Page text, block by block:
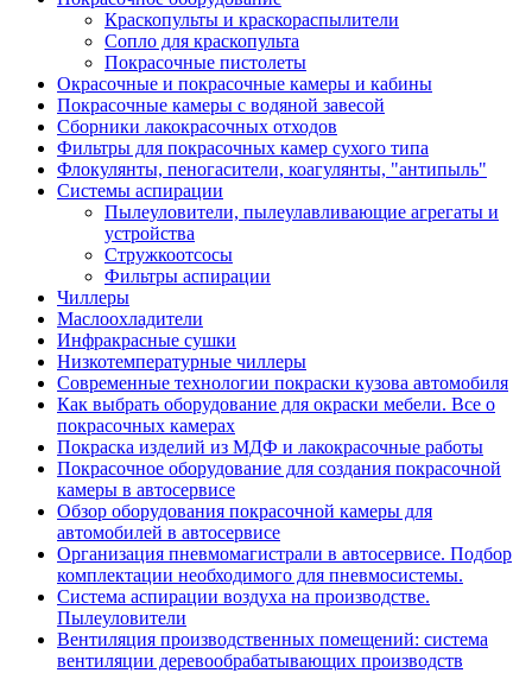
Краскопульты и краскораспылители
Сопло для краскопульта
Покрасочные пистолеты
Окрасочные и покрасочные камеры и кабины
Покрасочные камеры с водяной завесой
Сборники лакокрасочных отходов
Фильтры для покрасочных камер сухого типа
Флокулянты, пеногасители, коагулянты, "антипыль"
Системы аспирации
Пылеуловители, пылеулавливающие агрегаты и
устройства
Стружкоотсосы
Фильтры аспирации
Чиллеры
Маслоохладители
Инфракрасные сушки
Низкотемпературные чиллеры
Современные технологии покраски кузова автомобиля
Как выбрать оборудование для окраски мебели. Все о
покрасочных камерах
Покраска изделий из МДФ и лакокрасочные работы
Покрасочное оборудование для создания покрасочной
камеры в автосервисе
Обзор оборудования покрасочной камеры для
автомобилей в автосервисе
Организация пневмомагистрали в автосервисе. Подбор
комплектации необходимого для пневмосистемы.
Система аспирации воздуха на производстве.
Пылеуловители
Вентиляция производственных помещений: система
вентиляции деревообрабатывающих производств